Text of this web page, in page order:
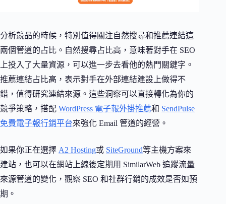
分析競品的時候，特別值得關注自然搜尋和推薦連結這
兩個管道的占比。自然搜尋占比高，意味著對手在 SEO
上投入了大量資源，可以進一步去看他的熱門關鍵字。
推薦連結占比高，表示對手在外部連結建設上做得不
錯，值得研究連結來源。這些洞察可以直接轉化為你的
競爭策略，搭配 WordPress 電子報外掛推薦和 SendPulse
免費電子報行銷平台來強化 Email 管道的經營。
如果你正在選擇 A2 Hosting或 SiteGround等主機方案來
建站，也可以在網站上線後定期用 SimilarWeb 追蹤流量
來源管道的變化，觀察 SEO 和社群行銷的成效是否如預
期。